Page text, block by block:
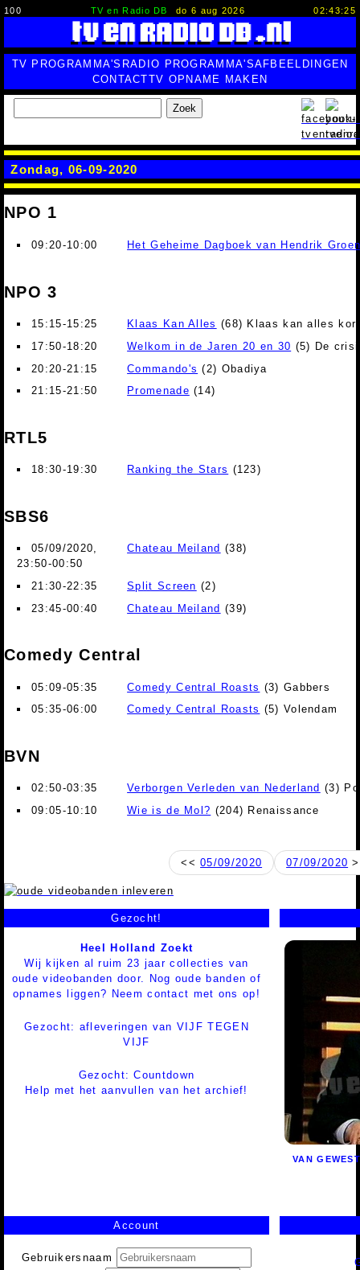
100 TV en Radio DB do 6 aug 2026 02:43:26
TV PROGRAMMA'S RADIO PROGRAMMA'SAFBEELDINGEN
CONTACTTV OPNAME MAKEN
Zoek
Zondag, 06-09-2020
NPO 1
09:20-10:00 Het Geheime Dagboek van Hendrik
NPO 3
15:15-15:25 Klaas Kan Alles (68) Klaas kan alles
17:50-18:20
Welkom in de Jaren 20 en 30 (5) De
20:20-21:15
Commando's (2) Obadiya
21:15-21:50
Promenade (14)
RTL5
18:30-19:30 Ranking the Stars (123)
SBS6
05/09/2020,
23:50-00:50
Chateau Meiland (38)
21:30-22:35 Split Screen (2)
23:45-00:40
Chateau Meiland (39)
Comedy Central
05:09-05:35 Comedy Central Roasts (3) Gabbers
05:35-06:00
Comedy Central Roasts (5) Volendam
BVN
02:50-03:35 Verborgen Verleden van Nederland (3)
09:05-10:10
Wie is de Mol? (204) Renaissance
<<05/09/2020 07/09/2020
Gezocht!
Heel Holland Zoekt
Wij kijken al ruim 23 jaar collecties van
oude videobanden door. Nog oude banden of
opnames liggen? Neem contact met ons op!
Gezocht: afleveringen van VIJF TEGEN
VIJF
Gezocht: Countdown
Help met het aanvullen van het archief!
VAN
Account
Gebruikersnaam